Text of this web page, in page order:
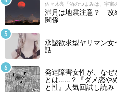
佐々木亮「酒のつまみは、宇宙
満月は地震注意？ 改
関係
承認欲求型ヤリマン女
話
発達障害女性が、なぜ
とは……？『ダメ恋や
と性』人気回試し読み